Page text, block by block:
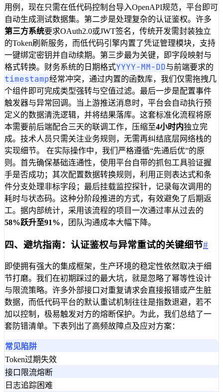
用例，现在只需在低代码控制台导入OpenAPI规范，平台即可
自动生成测试数据集。第二步是处理复杂的认证鉴权。许多
第三方系统要求OAuth2.0或JWT签名，传统开发需封装独立
的Token刷新服务，而低代码引擎内置了凭证管理模块，支持
一键绑定密钥并自动续期。第三步最为关键，即字段映射与
格式转换。财务系统的日期格式YYYY-MM-DD与前端要求的
timestamp经常冲突，通过内置的函数库，我们仅需拖拽几
个组件即可完成类型强转与空值过滤。最后一步是配置事件
触发器与异常回调。当上游推送消息时，平台会自动执行预
定义的数据清洗逻辑，并将结果落库。这套标准化流程将原
本需要前后端配合三天的联调工作，压缩至4小时内独立完
成。技术人员只需关注业务规则，无需再纠结底层网络栈的
实现细节。 在实际操作中，我们严格遵循“先通后优”的原
则。首先确保基础连通性，使用平台自带的抓包工具验证握
手是否成功；其次配置数据转换规则，利用正则表达式和条
件分支处理非标字段；最后挂载监控探针，记录每次调用的
耗时与状态码。这种分阶段推进的方式，有效避免了后期返
工。据内部统计，采用该流程的项目一次通过率从过去的
58%跃升至91%，团队沟通成本大幅下降。
四、避坑指南：认证鉴权与异常重试的关键细节#
即使拥有强大的集成框架，生产环境的稳定性依然取决于细
节打磨。我们在初期踩过的最大坑，就是忽略了幂等性设计
与限流策略。许多外部接口对重复请求会直接报错或产生脏
数据，而低代码平台的默认重试机制往往是指数退避，若不
加以控制，极易触发对方的熔断保护。为此，我们总结了一
套防错清单。下表列出了高频故障点及应对方案：
常见陷阱
Token过期失效
接口限流熔断
日志追踪困难